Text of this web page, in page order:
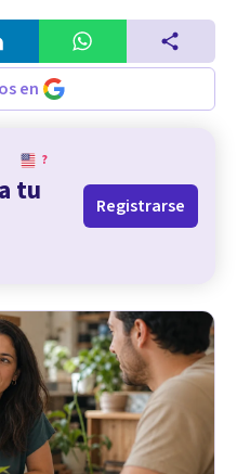
en
?
tu
Registrarse